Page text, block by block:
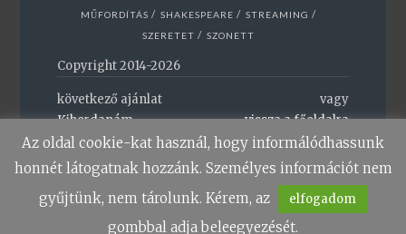
MŰFORDÍTÁS / SHAKESPEARE / STREAMING /
SZERETET / SZONETT
Copyright 2014-2026
következő ajánlat
Kihordanám
vagy
vissza a főoldalra
Az oldal cookie-kat használ, hogy informálódhassunk
honnét látogatnak hozzánk. Személyes információt nem
gyűjtünk, nem tárolunk. Kérem, az
elfogadom
gombbal adja beleegyezését.